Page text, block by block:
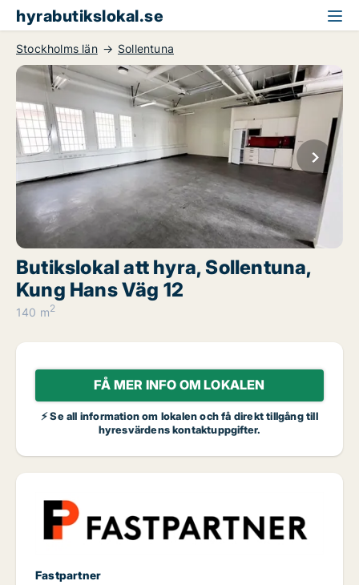
hyrabutikslokal.se
Stockholms län Sollentuna
Butikslokal att hyra, Sollentuna,
Kung Hans Väg 12
140 m2
FÅ MER INFO OM LOKALEN
⚡ Se all information om lokalen och få direkt tillgång till
hyresvärdens kontaktuppgifter.
Fastpartner